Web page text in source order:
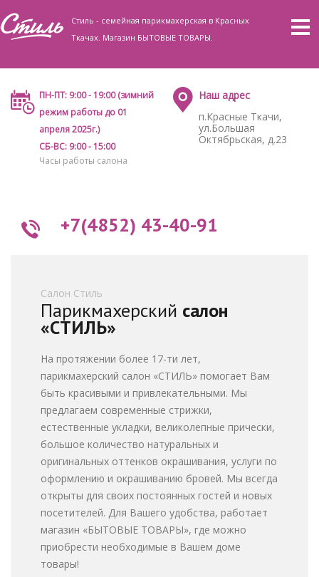
Стиль - семейная парикмахерская в Красных
Ткачах. Магазин БЫТОВЫЕ ТОВАРЫ.
ПН-ПТ: 9:00 - 19:00 (зимний
режим работы до 01
апреля 2025г.)
СБ-ВС: 9:00 - 15:00
Часы работы салона
Наш адрес
п.Красные Ткачи,
ул.Большая
Октябрьская, д.23
+7(4852) 43-40-91
Салон Стиль
Парикмахерский салон
«СТИЛЬ»
На протяжении более 17-ти лет,
парикмахерский салон «СТИЛЬ» помогает Вам
быть красивыми и привлекательными. Мы
предлагаем современные стрижки,
естественные укладки, великолепные прически,
большое количество натуральных и
оригинальных оттенков окрашивания, услуги по
оформлению и окрашиванию бровей. Мы всегда
открыты для своих постоянных гостей и новых
посетителей. Для Вашего удобства, работает
магазин «БЫТОВЫЕ ТОВАРЫ», где можно
приобрести необходимые в Вашем доме
товары!